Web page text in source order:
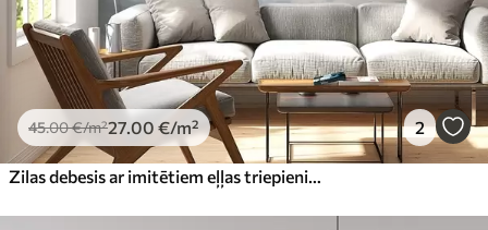
65 .00€/m²
Peel and Stick
81.6548.99€/m²
45.00€/m²27.00 €/m² 2
Zilas debesis ar imitētiem eļļas triepieniem